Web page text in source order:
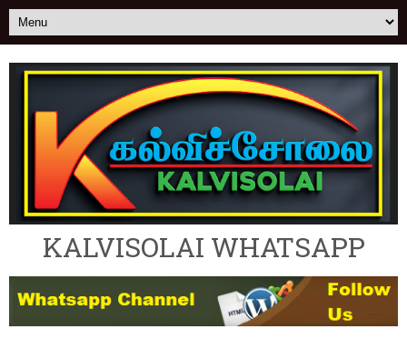
KALVISOLAI WHATSAPP